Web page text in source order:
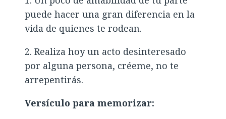
puede hacer una gran diferencia en la
vida de quienes te rodean.
2. Realiza hoy un acto desinteresado
por alguna persona, créeme, no te
arrepentirás.
Versículo para memorizar: